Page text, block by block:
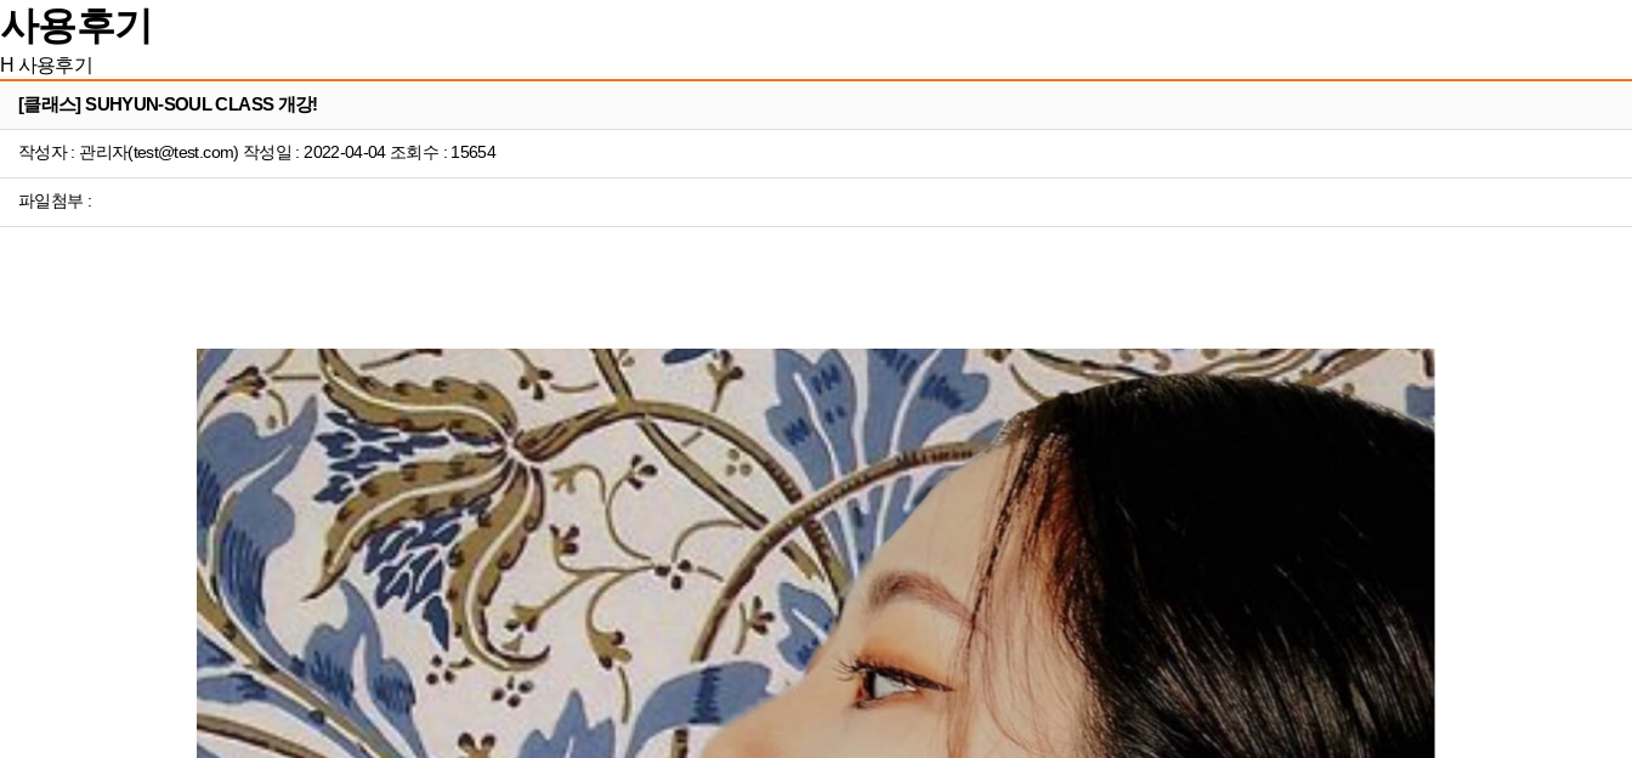
사용후기
H 사용후기
[클래스] SUHYUN-SOUL CLASS 개강!
작성자 : 관리자(test@test.com) 작성일 : 2022-04-04 조회수 : 15654
파일첨부 :